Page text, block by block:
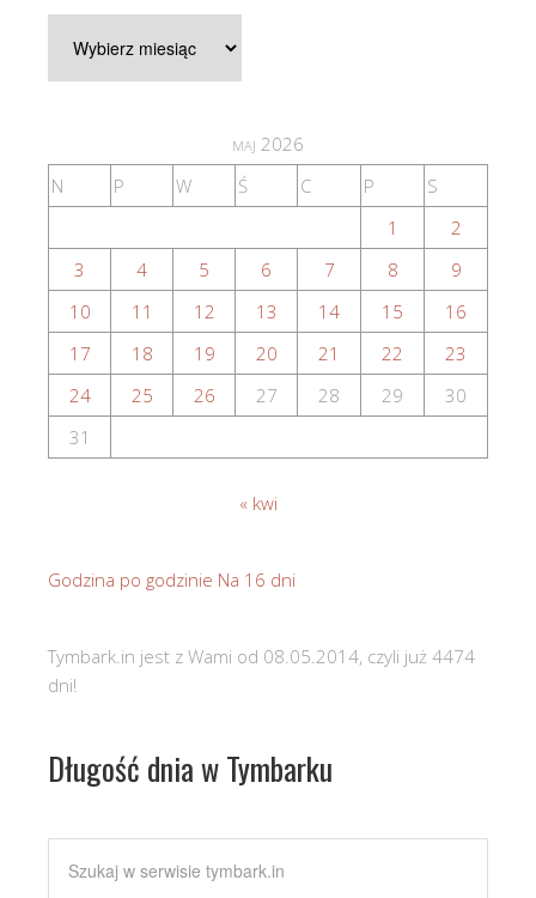
archiwalne
maj 2026
N
P W Ś C P
S
1
2
3
4 5 6 7 8
9
10
11 12 13 14 15
16
17
18 19 20 21 22
23
24
25 26 27 28 29
30
31
« kwi
Godzina po godzinie Na 16 dni
Tymbark.in jest z Wami od 08.05.2014, czyli już 4474
dni!
Długość dnia w Tymbarku